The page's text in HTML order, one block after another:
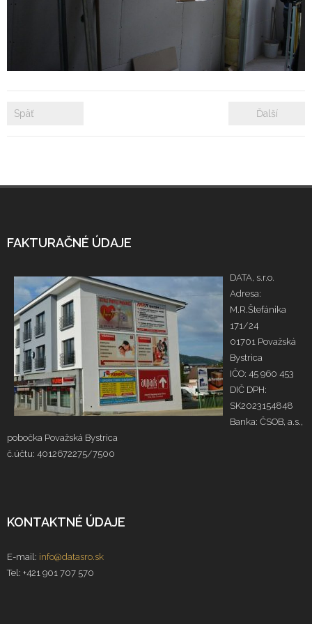
- Rekonštrukcie bytových a nebytových priestorov
Referencie
Späť Ďalší
FAKTURAČNÉ ÚDAJE
DATA, s.r.o.
Adresa:
M.R.Štefánika
171/24
01701 Považská
Bystrica
IČO: 45 960 453
DIČ DPH:
SK2023154848
Banka: ČSOB, a.s.,
pobočka Považská Bystrica
č.účtu: 4012672275/7500
KONTAKTNÉ ÚDAJE
E-mail: info@datasro.sk
Tel: +421 901 707 570